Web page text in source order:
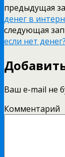
предыдущая
денег в
следующая
если нет денег?
Ваш e-mail не
Комментарий